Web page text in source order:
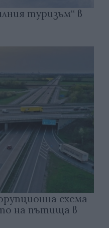
туризъм“ в
схема
на пътища в